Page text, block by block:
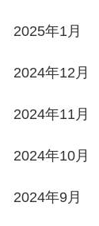
2025年1月
2024年12月
2024年11月
2024年10月
2024年9月